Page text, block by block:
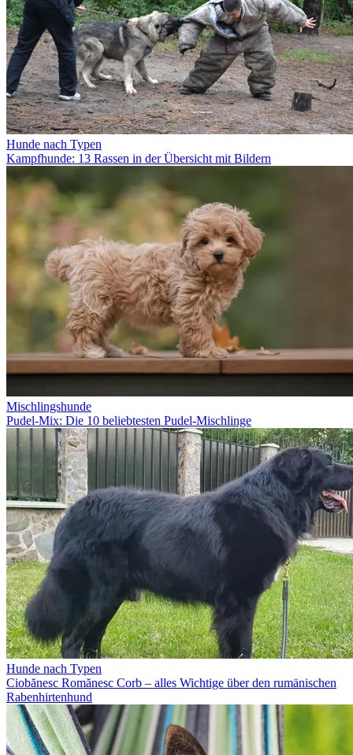
Hunde nach Typen
Kampfhunde: 13 Rassen in der Übersicht mit Bildern
Mischlingshunde
Pudel-Mix: Die 10 beliebtesten Pudel-Mischlinge
Hunde nach Typen
Ciobănesc Romănesc Corb – alles Wichtige über den rumänischen
Rabenhirtenhund